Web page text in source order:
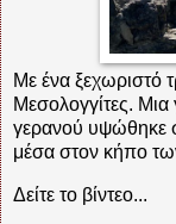
Με ένα ξεχωριστό
Μεσολογγίτες. Μια
γερανού υψώθηκε
μέσα στον κήπο
Δείτε το βίντεο...